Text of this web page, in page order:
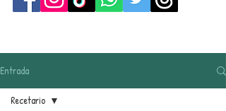
Entrada
Recetario